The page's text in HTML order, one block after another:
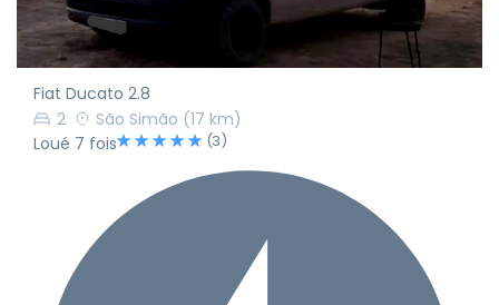
Fiat Ducato 2.8
2
São Simão (17 km)
Loué 7 fois
(3)